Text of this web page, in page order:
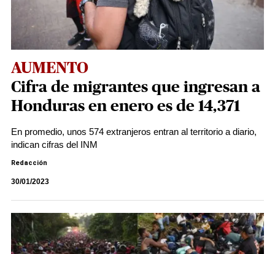
AUMENTO
Cifra de migrantes que ingresan a
Honduras en enero es de 14,371
En promedio, unos 574 extranjeros entran al territorio a diario,
indican cifras del INM
Redacción
30/01/2023